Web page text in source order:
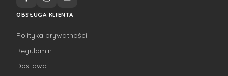
OBSŁUGA KLIENTA
Polityka prywatności
Regulamin
Dostawa